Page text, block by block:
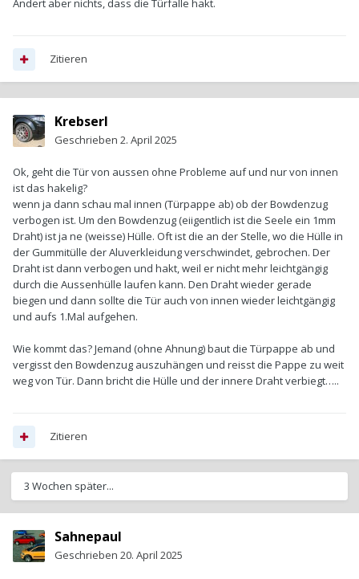
Ändert aber nichts, dass die Türfalle hakt.
Zitieren
Krebserl
Geschrieben 2. April 2025
Ok, geht die Tür von aussen ohne Probleme auf und nur von innen
ist das hakelig?
wenn ja dann schau mal innen (Türpappe ab) ob der Bowdenzug
verbogen ist. Um den Bowdenzug (eiigentlich ist die Seele ein 1mm
Draht) ist ja ne (weisse) Hülle. Oft ist die an der Stelle, wo die Hülle in
der Gummitülle der Aluverkleidung verschwindet, gebrochen. Der
Draht ist dann verbogen und hakt, weil er nicht mehr leichtgängig
durch die Aussenhülle laufen kann. Den Draht wieder gerade
biegen und dann sollte die Tür auch von innen wieder leichtgängig
und aufs 1.Mal aufgehen.
Wie kommt das? Jemand (ohne Ahnung) baut die Türpappe ab und
vergisst den Bowdenzug auszuhängen und reisst die Pappe zu weit
weg von Tür. Dann bricht die Hülle und der innere Draht verbiegt…..
Zitieren
3 Wochen später...
Sahnepaul
Geschrieben 20. April 2025